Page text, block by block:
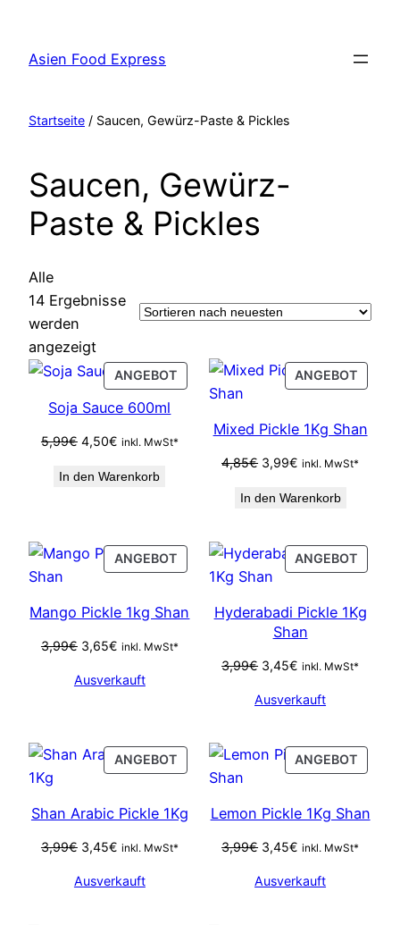
springen
Asien Food Express
Startseite / Saucen, Gewürz-Paste & Pickles
Saucen, Gewürz-
Paste & Pickles
Alle
14 Ergebnisse
werden
angezeigtNach
neuesten
sortiert
ANGEBOTPRODUCT
ON
Soja Sauce 600ml
5,99€ Ursprünglicher
war:
4,50€Aktueller
ist:
inkl. MwSt*
In den Warenkorb
ANGEBOT
ON
Mixed Pickle 1Kg Shan
4,85€ Ursprünglicher
war:
3,99€ Aktueller
ist:
inkl. MwSt*
In den Warenkorb
ANGEBOTPRODUCT
ON
Mango Pickle 1kg Shan
3,99€ Ursprünglicher
war:
3,65€Aktueller
ist:
inkl. MwSt*
Ausverkauft
ANGEBOT
ON
Hyderabadi Pickle 1Kg
Shan
3,99€ Ursprünglicher
war:
3,45€ Aktueller
ist:
inkl. MwSt*
Ausverkauft
ANGEBOTPRODUCT
ON
Shan Arabic Pickle 1Kg
3,99€ Ursprünglicher
war:
3,45€Aktueller
ist:
inkl. MwSt*
Ausverkauft
ANGEBOT
ON
Lemon Pickle 1Kg Shan
3,99€ Ursprünglicher
war:
3,45€ Aktueller
ist:
inkl. MwSt*
Ausverkauft